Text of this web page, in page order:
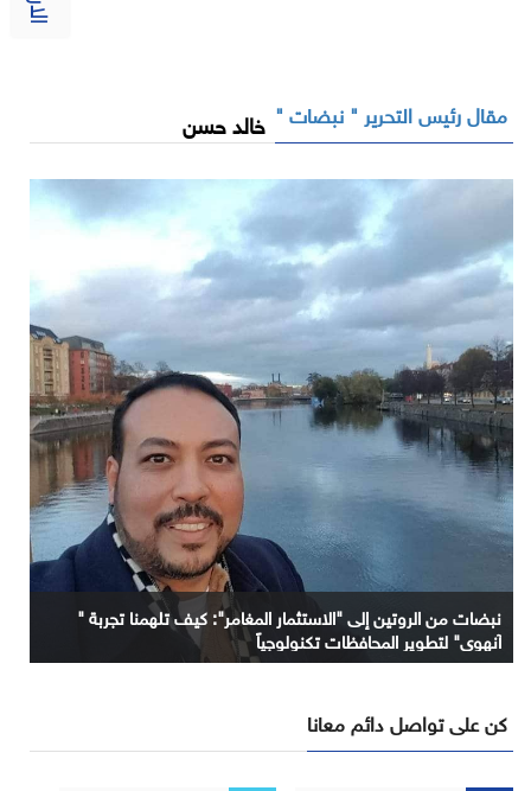
مقال رئيس التحرير " نبضات " خالد حسن
نبضات من الروتين إلى "الاستثمار المغامر": كيف تلهمنا تجربة "
آنهوي" لتطوير المحافظات تكنولوجياً
كن على تواصل دائم معانا